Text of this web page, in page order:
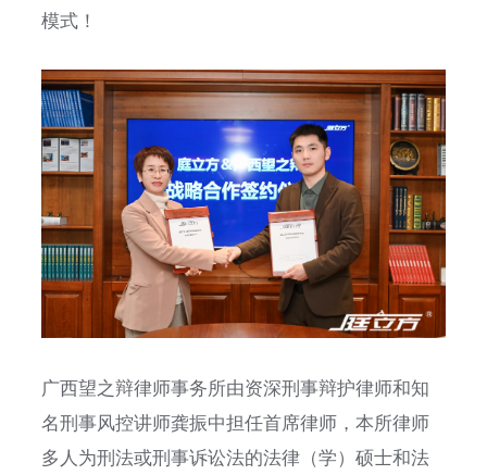
模式！
广西望之辩律师事务所由资深刑事辩护律师和知
名刑事风控讲师龚振中担任首席律师，本所律师
多人为刑法或刑事诉讼法的法律（学）硕士和法